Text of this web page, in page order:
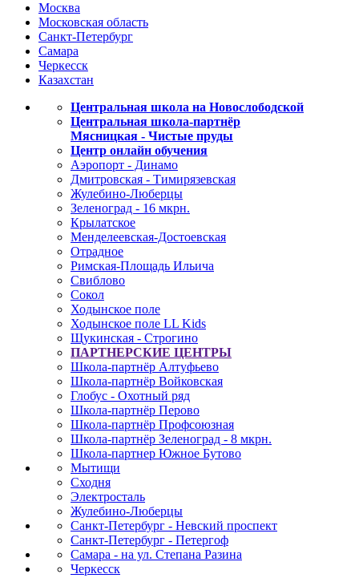
Москва
Московская область
Санкт-Петербург
Самара
Черкесск
Казахстан
Центральная школа на Новослободской
Центральная школа-партнёр
Мясницкая - Чистые пруды
Центр онлайн обучения
Аэропорт - Динамо
Дмитровская - Тимирязевская
Жулебино-Люберцы
Зеленоград - 16 мкрн.
Крылатское
Менделеевская-Достоевская
Отрадное
Римская-Площадь Ильича
Свиблово
Сокол
Ходынское поле
Ходынское поле LL Kids
Щукинская - Строгино
ПАРТНЕРСКИЕ ЦЕНТРЫ
Школа-партнёр Алтуфьево
Школа-партнёр Войковская
Глобус - Охотный ряд
Школа-партнёр Перово
Школа-партнёр Профсоюзная
Школа-партнёр Зеленоград - 8 мкрн.
Школа-партнер Южное Бутово
Мытищи
Сходня
Электросталь
Жулебино-Люберцы
Санкт-Петербург - Невский проспект
Санкт-Петербург - Петергоф
Самара - на ул. Степана Разина
Черкесск